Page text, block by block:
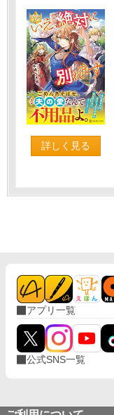
詳しく見る
アプリ一覧
公式SNS一覧